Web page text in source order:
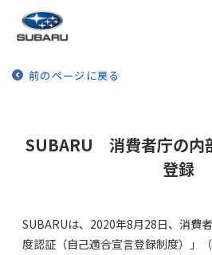
前のページに戻る
SUBARU 消費者庁の内
登録
SUBARUは、2020年8月28日、消費
度認証（自己適合宣言登録制度）」